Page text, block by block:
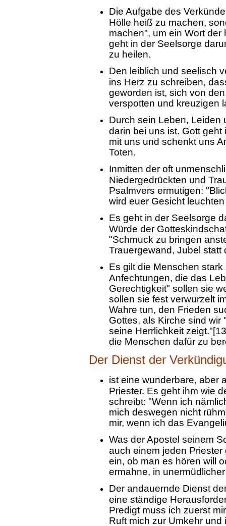
Die Aufgabe des
Hölle heiß zu machen,
machen", um ein Wort
geht in der Seelsorge
zu heilen.
Den leiblich und seelisch
ins Herz zu schreiben,
geworden ist, sich von
verspotten und kreuzigen
Durch sein Leben, Leiden
darin bei uns ist. Gott
mit uns und schenkt uns
Toten.
Inmitten der oft
Niedergedrückten und
Psalmvers ermutigen:
wird euer Gesicht
Es geht in der Seelsorge
Würde der
"Schmuck zu bringen
Trauergewand, Jubel statt
Es gilt die Menschen
Anfechtungen, die das
Gerechtigkeit" sollen sie
sollen sie fest verwurzelt
Wahre tun, den Frieden
Gottes, als Kirche sind wir
seine Herrlichkeit
die Menschen dafür zu
Der Dienst der
ist eine wunderbare, aber
Priester. Es geht ihm wie
schreibt: "Wenn ich
mich deswegen nicht
mir, wenn ich das
Was der Apostel seinem
auch einem jeden Priester
ein, ob man es hören will
ermahne, in
Der andauernde Dienst
eine ständige
Predigt muss ich zuerst
Ruft mich zur Umkehr